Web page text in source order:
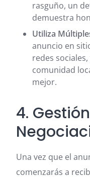
rasguño, un
demuestra
Utiliza
anuncio en
redes
comunidad
mejor.
4.
Una vez que el
comenzarás a